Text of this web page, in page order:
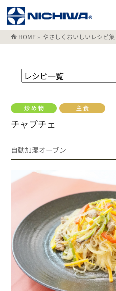
HOME » やさしくおいしいレシピ集
チャプチェ
自動加湿オーブン